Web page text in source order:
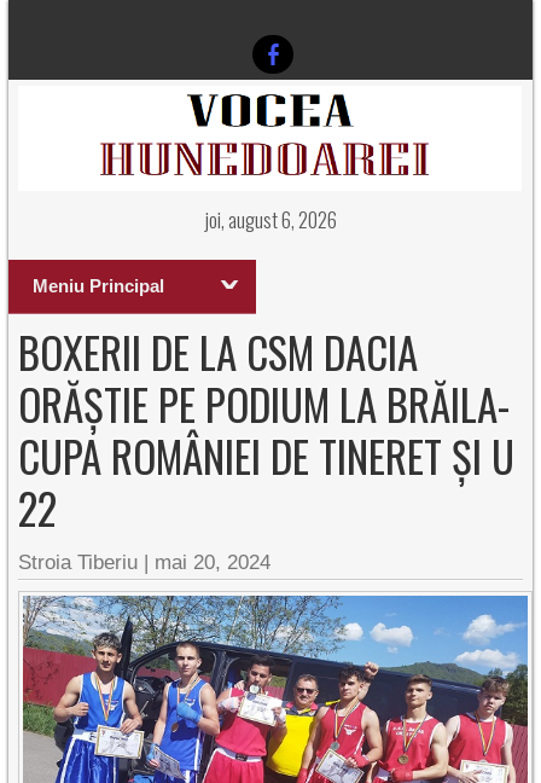
joi, august 6, 2026
Meniu Principal
BOXERII DE LA CSM DACIA
ORĂȘTIE PE PODIUM LA BRĂILA-
CUPA ROMÂNIEI DE TINERET ȘI U
22
Stroia Tiberiu | mai 20, 2024